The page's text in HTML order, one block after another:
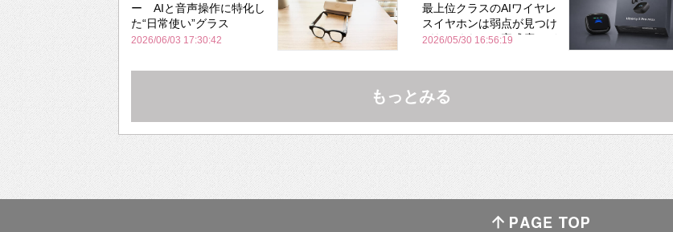
ー AIと音声操作に特化し
た“日常使い”グラス
2026/06/03 17:30:42
最上位クラスのAIワイヤレ
スイヤホンは弱点が見つけ
づらいくらいの完成度にび
Bose並み
2026/05/30 16:56:19
もっとみる